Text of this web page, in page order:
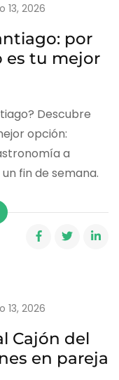
13, 2026
por
es tu mejor
Descubre
opción:
a
fin de semana.
13, 2026
Cajón del
en pareja